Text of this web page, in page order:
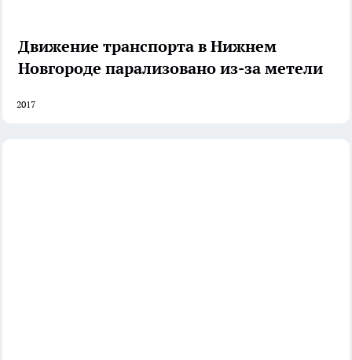
Движение транспорта в Нижнем
Новгороде парализовано из-за метели
2017